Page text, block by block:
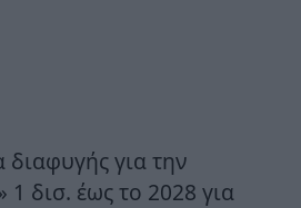
διαφυγής για την
1 δισ. έως το 2028 για